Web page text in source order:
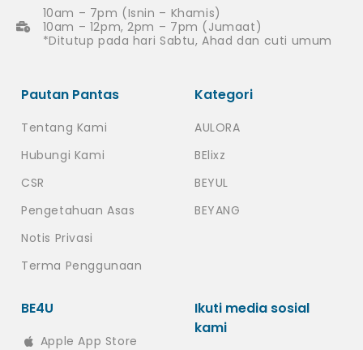
10am – 7pm (Isnin – Khamis)
10am – 12pm, 2pm – 7pm (Jumaat)
*Ditutup pada hari Sabtu, Ahad dan cuti umum
Pautan Pantas
Tentang Kami
Hubungi Kami
CSR
Pengetahuan Asas
Notis Privasi
Terma Penggunaan
Kategori
AULORA
BElixz
BEYUL
BEYANG
BE4U
Apple App Store
Ikuti media sosial
kami